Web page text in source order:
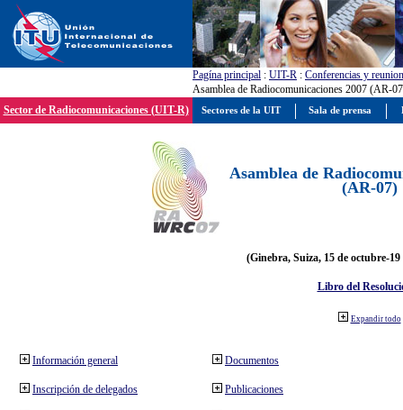
Pagína principal : UIT-R : Conferencias y
Asamblea de Radiocomunicaciones 2007 (AR-
Sector de Radiocomunicaciones (UIT-R)
Asamblea de
(AR-07)
(Ginebra, Suiza, 15 de octubre-19
Libro del
Expandir todo
Información general
Inscripción de delegados
Documentos
Publicaciones
Sectores de la UIT Sala de prensa